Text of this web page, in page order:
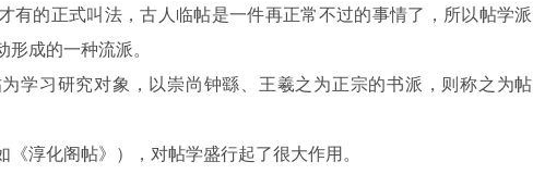
有的正式叫法，古人临帖是一件再正常不过的事情了，所以帖学派
成的一种流派。
学习研究对象，以崇尚钟繇、王羲之为正宗的书派，则称之为帖
淳化阁帖》），对帖学盛行起了很大作用。